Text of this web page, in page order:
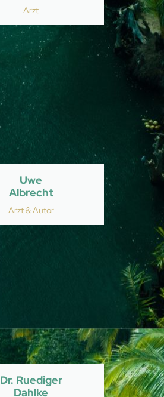
Arzt
Uwe
Albrecht
Arzt & Autor
Dr. Ruediger
Dahlke